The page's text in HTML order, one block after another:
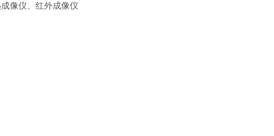
像仪、红外成像仪